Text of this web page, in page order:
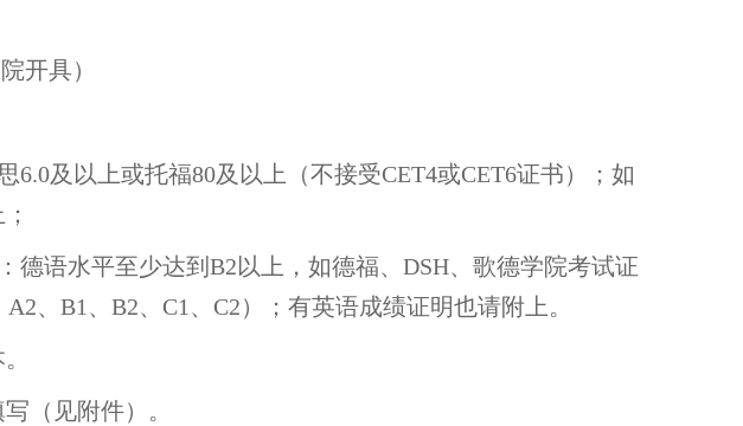
开具）
及以上或托福80及以上（不接受CET4或CET6证书）；如
德语水平至少达到B2以上，如德福、DSH、歌德学院考试证
、B1、B2、C1、C2）；有英语成绩证明也请附上。
（见附件）。